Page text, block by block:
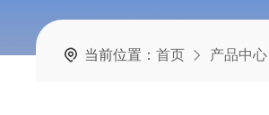
当前位置：首页 产品中心